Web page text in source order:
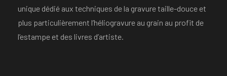
unique dédié aux techniques de la gravure taille-douce et
plus particulièrement l’héliogravure au grain au profit de
l’estampe et des livres d’artiste.